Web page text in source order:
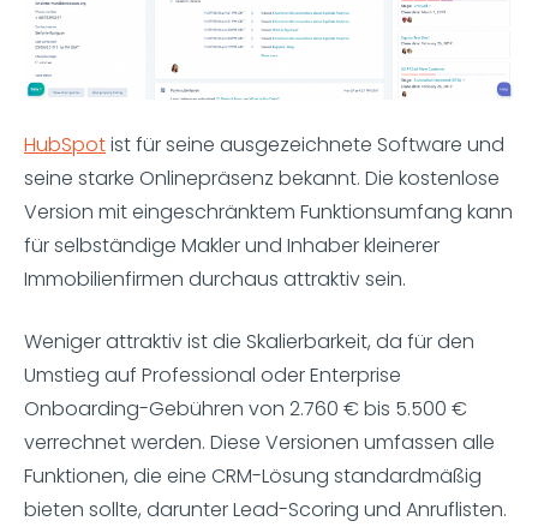
HubSpotist für seine ausgezeichnete Software und
seine starke Onlinepräsenz bekannt. Die kostenlose
Version mit eingeschränktem Funktionsumfang kann
für selbständige Makler und Inhaber kleinerer
Immobilienfirmen durchaus attraktiv sein.
Weniger attraktiv ist die Skalierbarkeit, da für den
Umstieg auf Professional oder Enterprise
Onboarding-Gebühren von 2.760 € bis 5.500 €
verrechnet werden. Diese Versionen umfassen alle
Funktionen, die eine CRM-Lösung standardmäßig
bieten sollte, darunter Lead-Scoring und Anruflisten.